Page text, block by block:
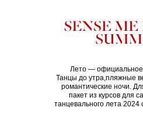
Лето — официальное
Танцы до утра,пляжные
романтические ночи.
пакет из курсов для
танцевального лета 2024